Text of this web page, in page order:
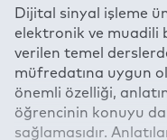
Dijital sinyal işleme
elektronik ve muadili
verilen temel
müfredatına uygun
önemli özelliği,
öğrencinin konuyu
sağlamasıdır.